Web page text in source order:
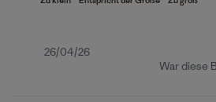
Veröffentlichungsdatum
26/04/26
War diese